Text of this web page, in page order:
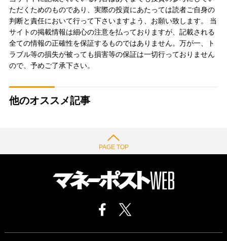
ただくためのものであり、実際の投資にあたっては読者ご自身の
判断と責任において行って下さいますよう、お願い致します。 当
サイトの掲載情報は細心の注意を払っておりますが、記載される
全ての情報の正確性を保証するものではありません。万が一、ト
ラブル等の損失が被っても損害等の保証は一切行っておりません
ので、予めご了承下さい。
他のオススメ記事
PAGE TOP